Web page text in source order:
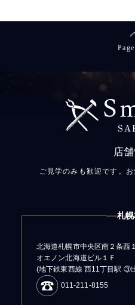
店
ご見学のみも歓迎です。
札
北海道札幌市中央区南２条西
オエノン北海道ビル１Ｆ
(地下鉄東西線 西11丁目駅 ③
011-211-8155